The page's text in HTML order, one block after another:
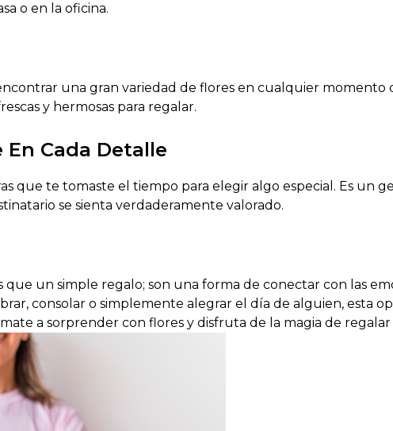
o en la oficina.
una gran variedad de flores en cualquier momento
y hermosas para regalar.
Cada Detalle
que te tomaste el tiempo para elegir algo especial. Es un
se sienta verdaderamente valorado.
que un simple regalo; son una forma de conectar con las
consolar o simplemente alegrar el día de alguien, esta
a sorprender con flores y disfruta de la magia de regalar